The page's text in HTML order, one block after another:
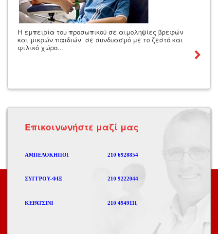
Η εμπειρία του προσωπικού σε αιμοληψίες βρεφών
και μικρών παιδιών σε συνδυασμό με το ζεστό και
φιλικό χώρο...
Eπικοινωνήστε μαζί μας
ΑΜΠΕΛΟΚΗΠΟΙ 210 6928854
ΣΥΓΓΡΟΥ-ΦΙΞ 210 9222044
ΚΕΡΑΤΣΙΝΙ 210 4949111